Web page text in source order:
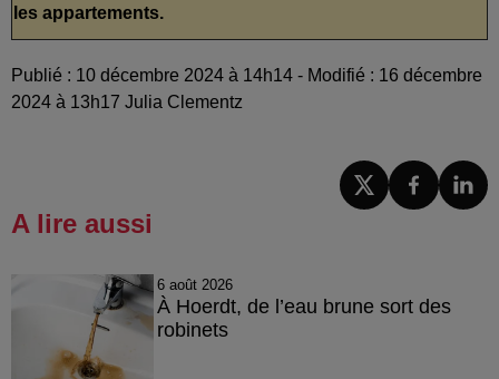
les appartements.
Publié : 10 décembre 2024 à 14h14 - Modifié : 16 décembre
2024 à 13h17 Julia Clementz
A lire aussi
6 août 2026
À Hoerdt, de l’eau brune sort des
robinets